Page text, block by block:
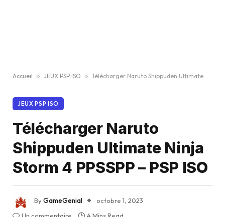
Accueil » JEUX PSP ISO » Télécharger Naruto Shippuden Ultimate Ninja Storm 4 PPSSPP – PSP ISO
JEUX PSP ISO
Télécharger Naruto
Shippuden Ultimate Ninja
Storm 4 PPSSPP – PSP ISO
ByGameGenial
octobre 1, 2023